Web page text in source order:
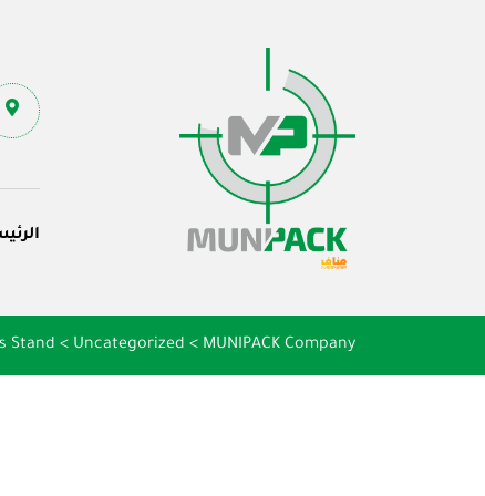
MUNIPACK Company
>
Uncategorized
>
Stand